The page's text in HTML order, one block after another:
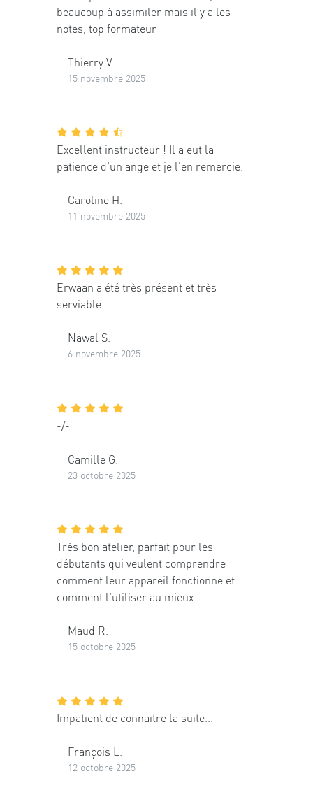
beaucoup à assimiler mais il y a les
notes, top formateur
Thierry V.
15 novembre 2025
Excellent instructeur ! Il a eut la
patience d'un ange et je l'en remercie.
Caroline H.
11 novembre 2025
Erwaan a été très présent et très
serviable
Nawal S.
6 novembre 2025
-/-
Camille G.
23 octobre 2025
Très bon atelier, parfait pour les
débutants qui veulent comprendre
comment leur appareil fonctionne et
comment l'utiliser au mieux
Maud R.
15 octobre 2025
Impatient de connaitre la suite...
François L.
12 octobre 2025